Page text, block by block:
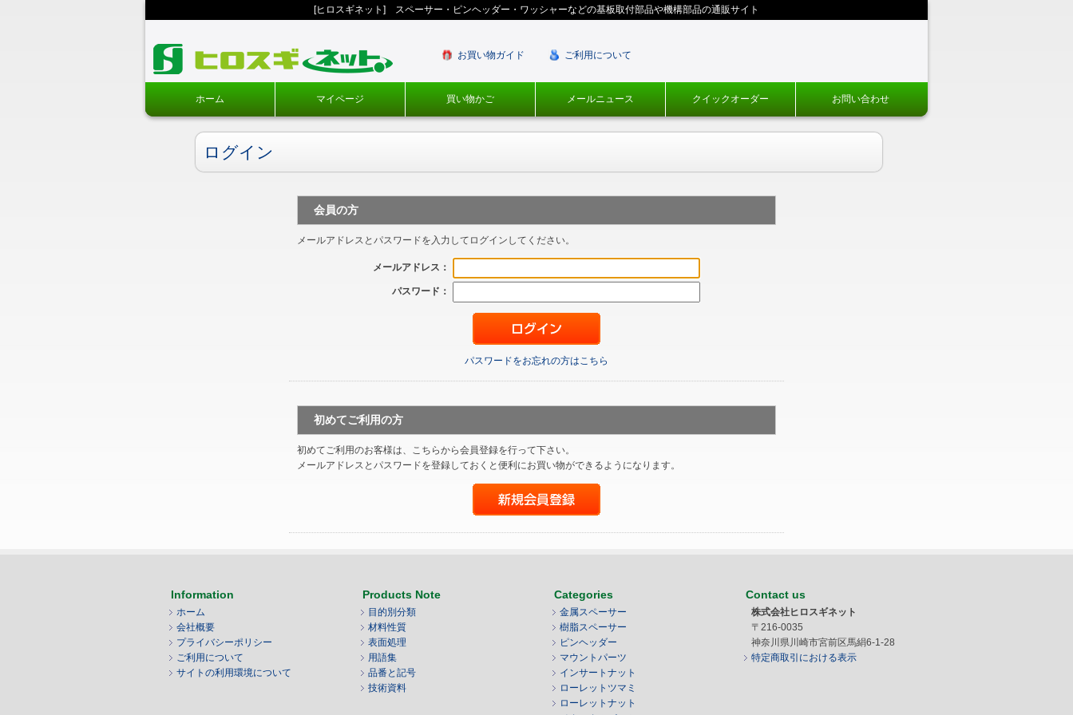
[ヒロスギネット] スペーサー・ピンヘッダー・ワッシャーなどの基板取付部品や機構部品の通販サイト
お買い物ガイド ご利用について
ホーム マイページ 買い物かご メールニュース クイックオーダー お問い合わせ
ログイン
会員の方
メールアドレスとパスワードを入力してログインしてください。
メールアドレス：
パスワード：
パスワードをお忘れの方はこちら
初めてご利用の方
初めてご利用のお客様は、こちらから会員登録を行って下さい。
メールアドレスとパスワードを登録しておくと便利にお買い物ができるようになります。
Information
ホーム
会社概要
プライバシーポリシー
ご利用について
サイトの利用環境について
Products Note
目的別分類
材料性質
表面処理
用語集
品番と記号
技術資料
Categories
金属スペーサー
樹脂スペーサー
ピンヘッダー
マウントパーツ
インサートナット
ローレットツマミ
ローレットナット
Contact us
株式会社ヒロスギネット
〒216-0035
神奈川県川崎市宮前区馬絹6-1-28
特定商取引における表示